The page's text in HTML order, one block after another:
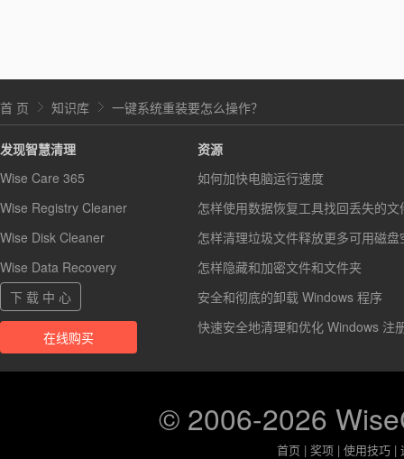
首 页 知识库 一键系统重装要怎么操作？
发现智慧清理
Wise Care 365
Wise Registry Cleaner
Wise Disk Cleaner
Wise Data Recovery
下 载 中 心
在线购买
资源
如何加快电脑运行速度
怎样使用数据恢复工具找回丢失的文
怎样清理垃圾文件释放更多可用磁盘
怎样隐藏和加密文件和文件夹
安全和彻底的卸载 Windows 程序
快速安全地清理和优化 Windows 注
© 2006-2026
首页 |奖项 |使用技巧 |